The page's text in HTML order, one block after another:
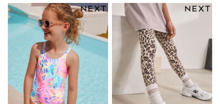
Teddy Borg
Puffers
Snowsuits
All Footwear
New In
Boots
Half Sizes
Slippers
Trainers
Wellies
Wide Fit